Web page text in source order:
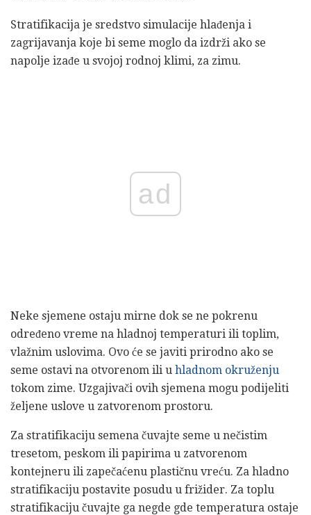
Stratifikacija je sredstvo simulacije hlađenja i
zagrijavanja koje bi seme moglo da izdrži ako se
napolje izađe u svojoj rodnoj klimi, za zimu.
ad
Neke sjemene ostaju mirne dok se ne pokrenu
određeno vreme na hladnoj temperaturi ili toplim,
vlažnim uslovima. Ovo će se javiti prirodno ako se
seme ostavi na otvorenom ili u hladnom okruženju
tokom zime. Uzgajivači ovih sjemena mogu podijeliti
željene uslove u zatvorenom prostoru.
Za stratifikaciju semena čuvajte seme u nečistim
tresetom, peskom ili papirima u zatvorenom
kontejneru ili zapečaćenu plastičnu vreću. Za hladno
stratifikaciju postavite posudu u frižider. Za toplu
stratifikaciju čuvajte ga negde gde temperatura ostaje